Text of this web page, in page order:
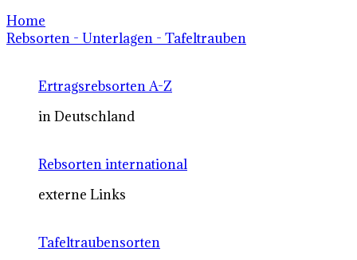
Home
Rebsorten - Unterlagen - Tafeltrauben
Ertragsrebsorten A-Z
in Deutschland
Rebsorten international
externe Links
Tafeltraubensorten